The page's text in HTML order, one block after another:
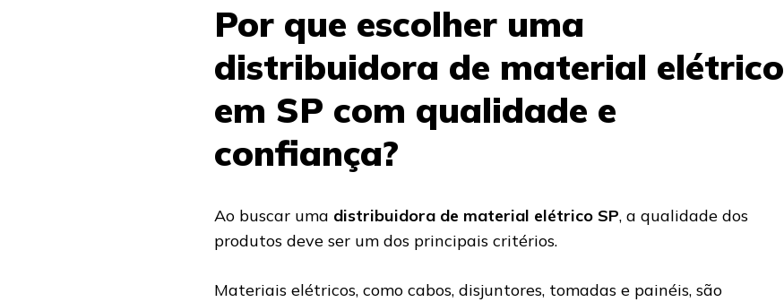
Por que escolher uma
distribuidora de material elétrico
em SP com qualidade e
confiança?
Ao buscar uma distribuidora de material elétrico SP, a qualidade dos
produtos deve ser um dos principais critérios.
Materiais elétricos, como cabos, disjuntores, tomadas e painéis, são